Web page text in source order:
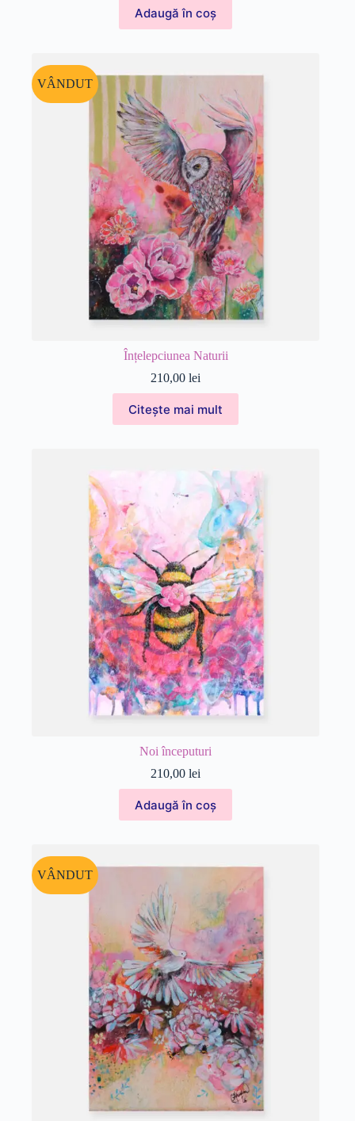
Adaugă în coș
VÂNDUT
Înțelepciunea Naturii
210,00lei
Citește mai mult
Noi începuturi
210,00lei
Adaugă în coș
VÂNDUT